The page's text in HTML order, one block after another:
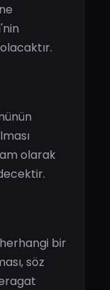
olarak
bir
söz